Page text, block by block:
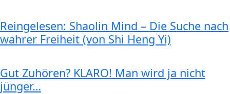
Reingelesen: Shaolin Mind – Die Suche nach
wahrer Freiheit (von Shi Heng Yi)
Gut Zuhören? KLARO! Man wird ja nicht
jünger…